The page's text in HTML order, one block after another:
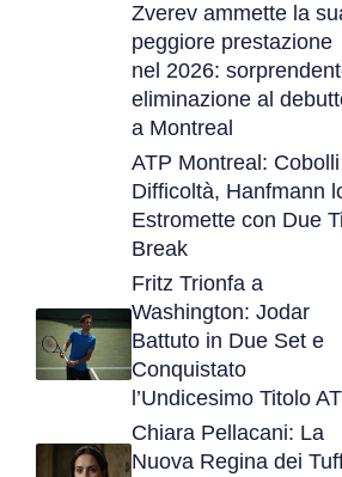
Zverev ammette la
peggiore prestazione
nel 2026:
eliminazione al
a Montreal
ATP Montreal:
Difficoltà, Hanfmann
Estromette con Due
Break
Fritz Trionfa a
Washington: Jodar
Battuto in Due Set e
Conquistato
l’Undicesimo Titolo
Chiara Pellacani: La
Nuova Regina dei